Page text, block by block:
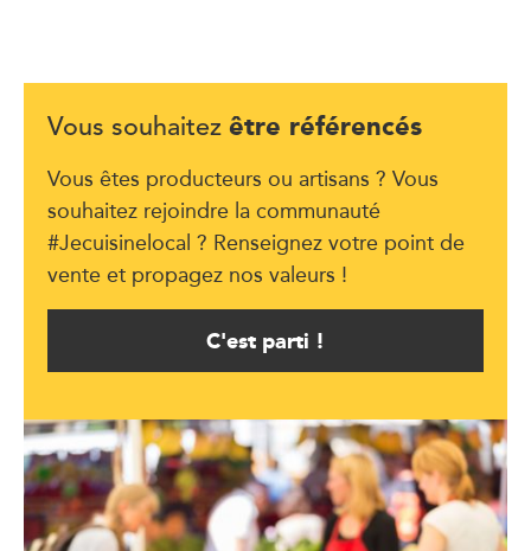
Vous souhaitez être référencés
Vous êtes producteurs ou artisans ? Vous
souhaitez rejoindre la communauté
#Jecuisinelocal ? Renseignez votre point de
vente et propagez nos valeurs !
C'est parti !